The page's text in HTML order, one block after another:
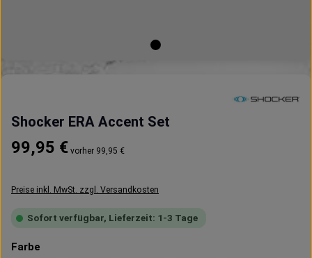
Shocker ERA Accent Set
Regulärer Preis:
99,95 € vorher 99,95 €
Preise inkl. MwSt. zzgl. Versandkosten
Sofort verfügbar, Lieferzeit: 1-3 Tage
Farbe